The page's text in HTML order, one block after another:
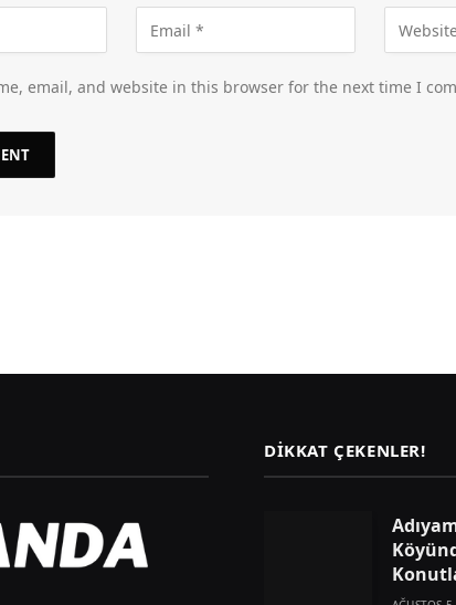
email, and website in this browser for the next time I
DIKKAT ÇEKENLER!